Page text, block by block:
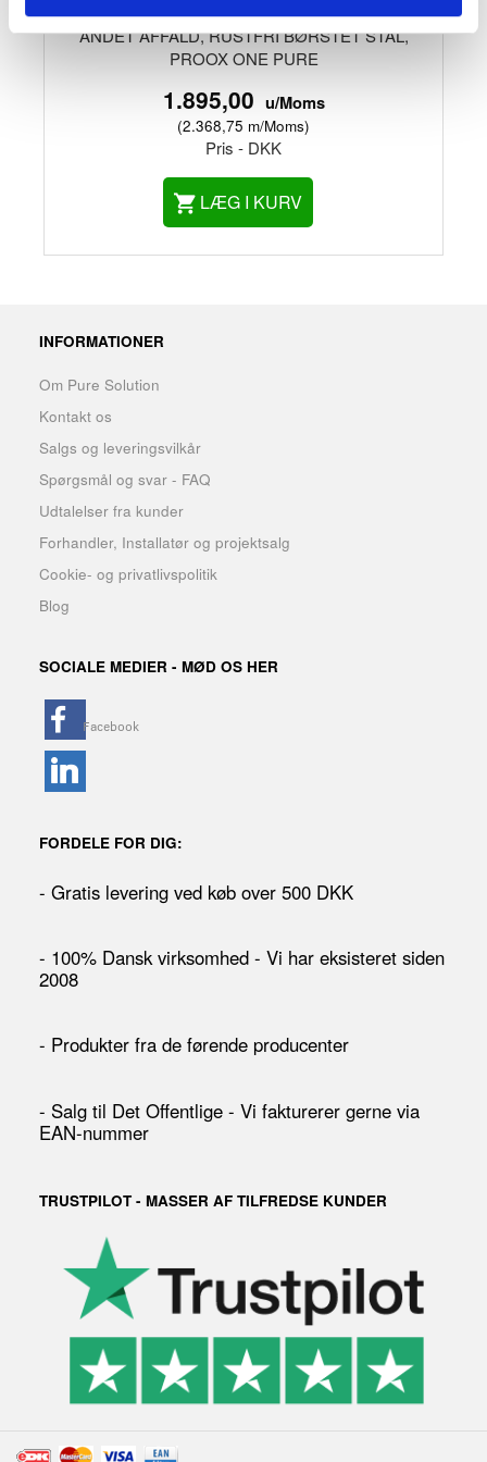
AFFALDSBEHOLDER TIL HYGIEJNEBIND OG
ANDET AFFALD, RUSTFRI BØRSTET STÅL,
PROOX ONE PURE
1.895,00 u/Moms
(2.368,75 m/Moms)
Pris - DKK
LÆG I KURV
INFORMATIONER
Om Pure Solution
Kontakt os
Salgs og leveringsvilkår
Spørgsmål og svar - FAQ
Udtalelser fra kunder
Forhandler, Installatør og projektsalg
Cookie- og privatlivspolitik
Blog
SOCIALE MEDIER - MØD OS HER
FORDELE FOR DIG:
- Gratis levering ved køb over 500 DKK
- 100% Dansk virksomhed - Vi har eksisteret siden
2008
- Produkter fra de førende producenter
- Salg til Det Offentlige - Vi fakturerer gerne via
EAN-nummer
TRUSTPILOT - MASSER AF TILFREDSE KUNDER